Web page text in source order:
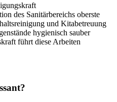
des Sanitärbereichs oberste
und Kitabetreuung
hygienisch sauber
führt diese Arbeiten